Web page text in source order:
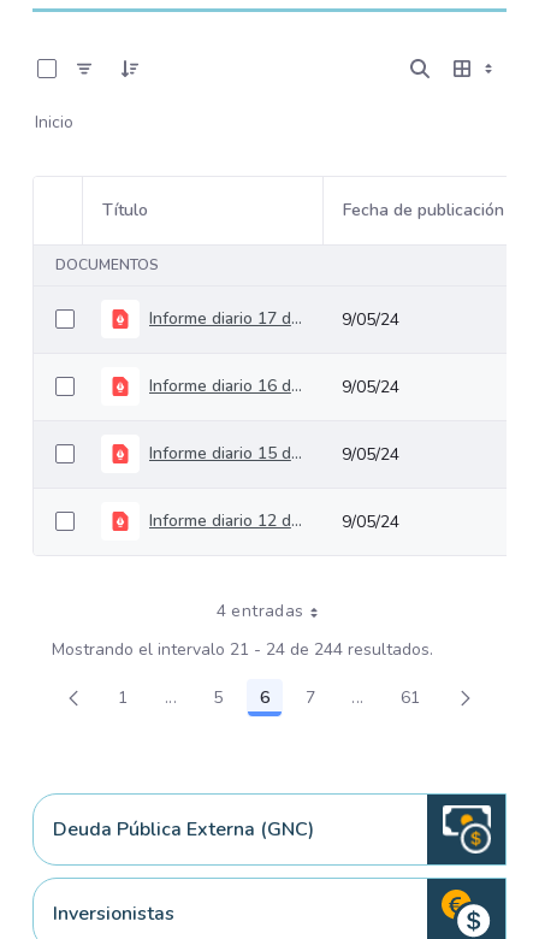
Inicio
Selección del elemento
Título Fecha de publicación
DOCUMENTOS
Informe diario 17 de Abril 9/05/24
Informe diario 16 de Abril 9/05/24
Informe diario 15 de Abril 9/05/24
Informe diario 12 de Abril 9/05/24
4 entradas
Mostrando el intervalo 21 - 24 de 244 resultados.
Página
1 ...Páginas intermedias Use TAB para
Página
5 Página
6 Página
7 ...Páginas intermedias
Página
61
Deuda Pública Externa (GNC)
Inversionistas